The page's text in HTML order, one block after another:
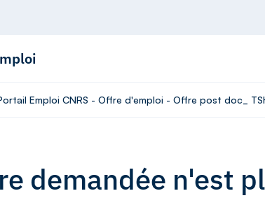
Emploi CNRS - Offre d'emploi - Offre post doc_
demandée n'est